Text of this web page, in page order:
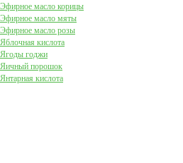
Эфирное масло корицы
Эфирное масло мяты
Эфирное масло розы
Яблочная кислота
Ягоды годжи
Яичный порошок
Янтарная кислота